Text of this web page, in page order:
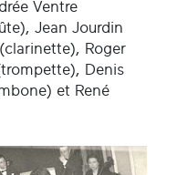
Ventre
Jean Jourdin
Roger
Denis
et René